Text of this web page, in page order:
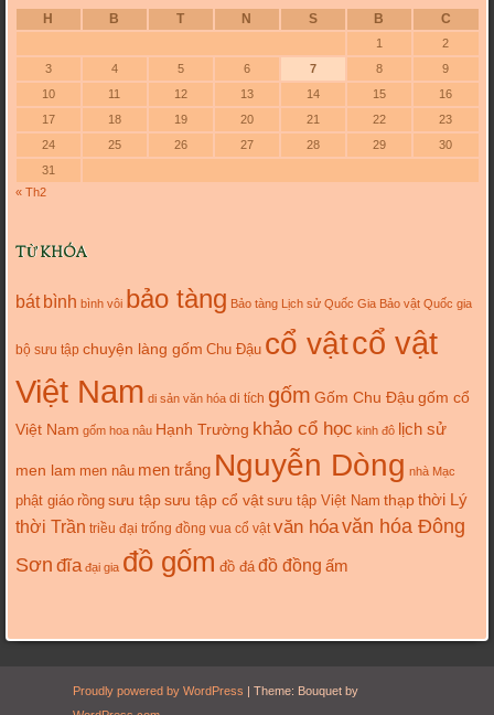
H B T N S B C
1
2
3
4 5 6 7 8
9
10
11 12 13 14 15
16
17
18 19 20 21 22
23
24
25 26 27 28 29
30
31
« Th2
TỪ KHÓA
bát bình bình vôi bảo tàng Bảo tàng Lịch sử Quốc Gia Bảo vật Quốc gia
bộ sưu tập chuyện làng gốm Chu Đậu cổ vậtcổ vật
Việt Nam di sản văn hóa di tích gốm Gốm Chu Đậu gốm cổ
Việt Nam gốm hoa nâu Hạnh Trường khảo cổ học kinh đô lịch sử
men lam men nâu men trắng Nguyễn Dòng nhà Mạc
phật giáo rồng sưu tập sưu tập cổ vật sưu tập Việt Nam thạp thời Lý
thời Trần triều đại trống đồng vua cổ vật văn hóavăn hóa Đông
Sơn đĩa đại gia đồ gốm đồ đá đồ đồng ấm
Proudly powered by WordPress | Theme: Bouquet by